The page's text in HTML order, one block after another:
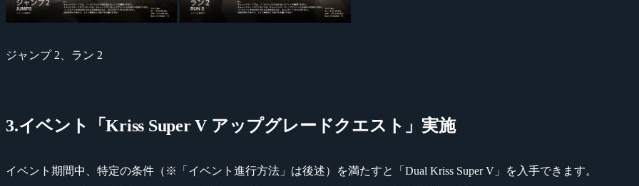
ジャンプ 2、ラン 2
3.イベント「Kriss Super V アップグレードクエスト」実施
イベント期間中、特定の条件（※「イベント進行方法」は後述）を満たすと「Dual Kriss Super V」を入手できます。